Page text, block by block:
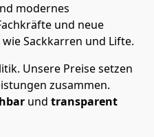
modernes
und neue
Sackkarren und Lifte.
Unsere Preise setzen
zusammen.
und transparent